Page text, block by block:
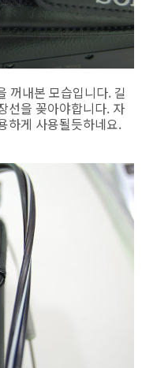
꺼내본 모습입니다. 길
선을 꽂아야합니다. 자
하게 사용될듯하네요.